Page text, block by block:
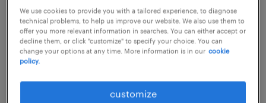
千葉県千葉市中央区, 千葉県
temporary
¥1500.00 per hour
We use cookies to provide you with a tailored experience, to diagnose
technical problems, to help us improve our website. We also use them to
offer you more relevant information in searches. You can either accept or
decline them, or click "customize" to specify your choice. You can
change your options at any time. More information is in our cookie
policy.
customize